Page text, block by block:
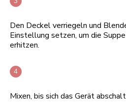
Den Deckel verriegeln und
Einstellung setzen, um die
erhitzen.
Mixen, bis sich das Gerät